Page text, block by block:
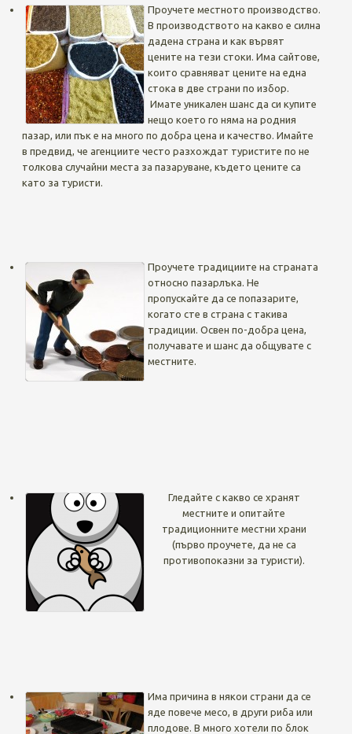
Проучете местното производство.
В производството на какво е силна
дадена страна и как вървят
цените на тези стоки. Има сайтове,
които сравняват цените на една
стока в две страни по избор.
Имате уникален шанс да си купите
нещо което го няма на родния
пазар, или пък е на много по добра цена и качество. Имайте
в предвид, че агенциите често разхождат туристите по не
толкова случайни места за пазаруване, където цените са
като за туристи.
Проучете традициите на страната
относно пазарлъка. Не
пропускайте да се попазарите,
когато сте в страна с такива
традиции. Освен по-добра цена,
получавате и шанс да общувате с
местните.
Гледайте с какво се хранят
местните и опитайте
традиционните местни храни
(първо проучете, да не са
противопоказни за туристи).
Има причина в някои страни да се
яде повече месо, в други риба или
плодове. В много хотели по блок